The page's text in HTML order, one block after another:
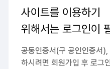
사이트를 이용하기
위해서는 로그인이
공동인증서(구 공인인증서
하시려면 회원가입 후 로그